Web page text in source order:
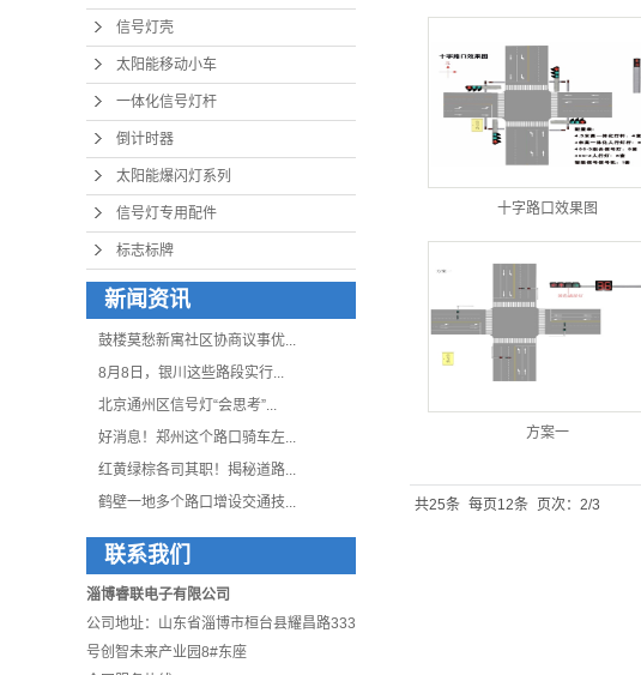
信号灯壳
太阳能移动小车
一体化信号灯杆
倒计时器
太阳能爆闪灯系列
信号灯专用配件
标志标牌
新闻资讯
鼓楼莫愁新寓社区协商议事优...
8月8日，银川这些路段实行...
北京通州区信号灯“会思考”...
好消息！郑州这个路口骑车左...
红黄绿棕各司其职！揭秘道路...
鹤壁一地多个路口增设交通技...
联系我们
淄博睿联电子有限公司
公司地址：山东省淄博市桓台县耀昌路333
号创智未来产业园8#东座
十字路口效果图
方案一
共25条 每页12条 页次：2/3